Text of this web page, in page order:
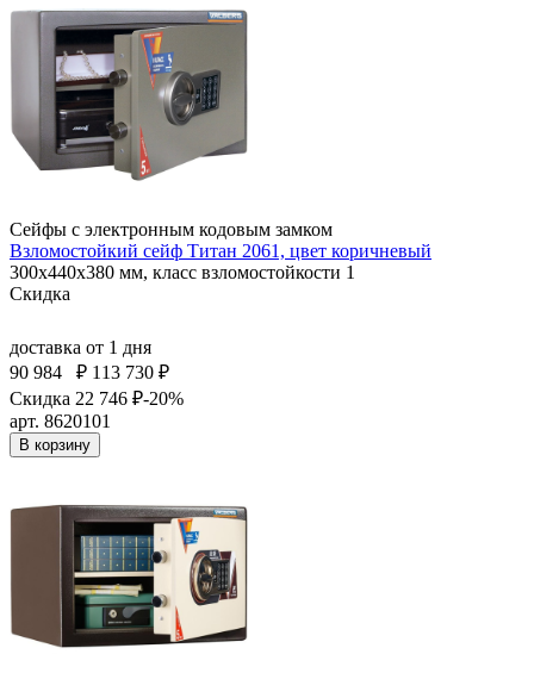
Сейфы с электронным кодовым замком
Взломостойкий сейф Титан 2061, цвет коричневый
300x440x380 мм, класс взломостойкости 1
Скидка
доставка от 1 дня
90 984
₽ 113 730 ₽
Скидка 22 746 ₽-20%
арт. 8620101
В корзину